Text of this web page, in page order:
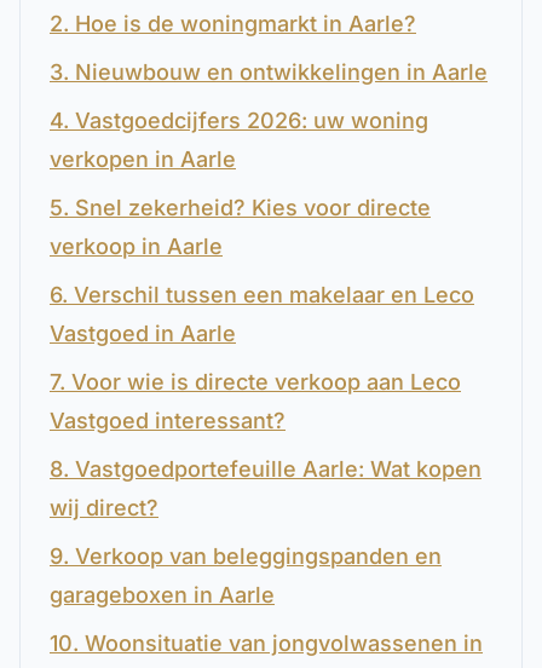
2. Hoe is de woningmarkt in Aarle?
3. Nieuwbouw en ontwikkelingen in Aarle
4. Vastgoedcijfers 2026: uw woning
verkopen in Aarle
5. Snel zekerheid? Kies voor directe
verkoop in Aarle
6. Verschil tussen een makelaar en Leco
Vastgoed in Aarle
7. Voor wie is directe verkoop aan Leco
Vastgoed interessant?
8. Vastgoedportefeuille Aarle: Wat kopen
wij direct?
9. Verkoop van beleggingspanden en
garageboxen in Aarle
10. Woonsituatie van jongvolwassenen in